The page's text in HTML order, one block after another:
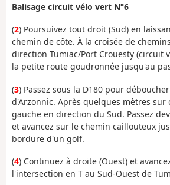
Balisage circuit vélo vert N°6
(2) Poursuivez tout droit (Sud) en
chemin de côte. À la croisée de
direction Tumiac/Port Crouesty (circuit
la petite route goudronnée jusqu'au
(3) Passez sous la D180 pour
d'Arzonnic. Après quelques mètres sur
gauche en direction du Sud. Passez
et avancez sur le chemin caillouteux
bordure d'un golf.
(4) Continuez à droite (Ouest) et
l'intersection en T au Sud-Ouest de